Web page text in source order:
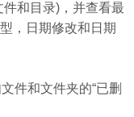
和目录)，并查看最
，日期修改和日期
件和文件夹的“已删